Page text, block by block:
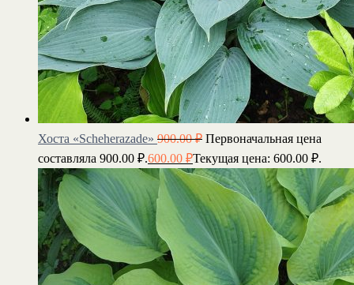
Хоста «Scheherazade» 900.00₽ Первоначальная цена
составляла 900.00 ₽.600.00 ₽Текущая цена: 600.00 ₽.